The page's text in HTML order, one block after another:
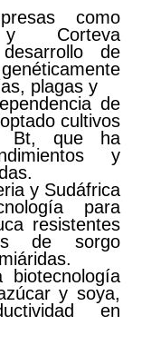
como
y Corteva
de
plagas y
de
cultivos
Bt, que ha
y
y Sudáfrica
para
resistentes
de sorgo
y soya,
en